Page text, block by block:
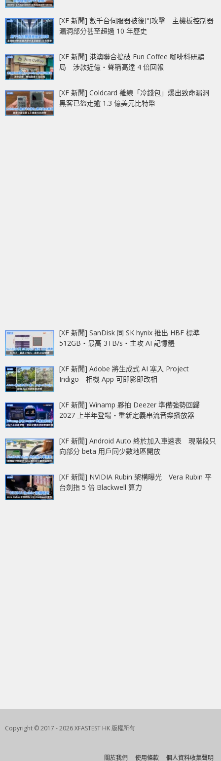
[XF 新聞] 數千台伺服器被後門攻擊 主機板控制器
漏洞部分甚至超過 10 年歷史
[XF 新聞] 港澳聯合搗破 Fun Coffee 咖啡科研騙
局 涉款近億‧聲稱高達 4 倍回報
[XF 新聞] Coldcard 離線「冷錢包」爆出致命漏洞
黑客已盜走逾 1.3 億美元比特幣
[XF 新聞] SanDisk 同 SK hynix 推出 HBF 標準
512GB‧最高 3TB/s‧主攻 AI 記憶體
[XF 新聞] Adobe 將生成式 AI 塞入 Project
Indigo 相機 App 可即影即改相
[XF 新聞] Winamp 夥拍 Deezer 準備強勢回歸
2027 上半年登場‧重新定義串流音樂播放器
[XF 新聞] Android Auto 終於加入車速表 現階段只
向部分 beta 用戶同少數地區開放
[XF 新聞] NVIDIA Rubin 架構曝光 Vera Rubin 平
台劍指 5 倍 Blackwell 算力
Copyright © 2017 - 2026 XFASTEST HK 版權所有
關於我們 使用條款 個人資料收集聲明